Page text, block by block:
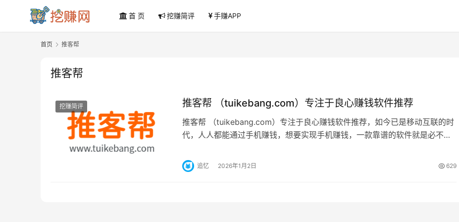
首 页 挖赚简评 手赚APP
首页 推客帮
推客帮
挖赚简评 推客帮 （tuikebang.com）专注于良心赚钱软件推荐
推客帮 （tuikebang.com）专注于良心赚钱软件推荐，如今已是移动互联的时
代，人人都能通过手机赚钱，想要实现手机赚钱，一款靠谱的软件就是必不可
追忆 2026年1月2日 629